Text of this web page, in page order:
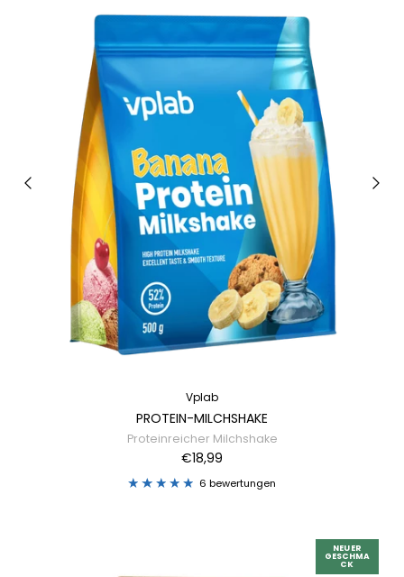
Vplab
PROTEIN-MILCHSHAKE
Proteinreicher Milchshake
€18,99
6 bewertungen
NEUER
GESCHMA
CK